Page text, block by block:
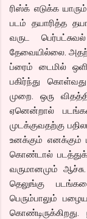
ரிஸ்க் எடுக்க
படம் தயாரித்த
வருட
தேவையில்லை.
ப்ரைம் டைமில்
பகிர்ந்து
முறை. ஒரு
ஏனென்றால்
முடக்குவதற்கு
உனக்கும் எனக்கும்
கொண்டால்
வருமானமும்
தெலுங்கு
பெரும்பாலும்
கொண்டிருக்கிறது.